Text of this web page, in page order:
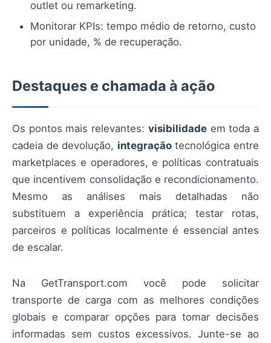
outlet ou remarketing.
Monitorar KPIs: tempo médio de retorno, custo
por unidade, % de recuperação.
Destaques e chamada à ação
Os pontos mais relevantes: visibilidadeem toda a
cadeia de devolução, integraçãotecnológica entre
marketplaces e operadores, e políticas contratuais
que incentivem consolidação e recondicionamento.
Mesmo as análises mais detalhadas não
substituem a experiência prática; testar rotas,
parceiros e políticas localmente é essencial antes
de escalar.
Na GetTransport.com você pode solicitar
transporte de carga com as melhores condições
globais e comparar opções para tomar decisões
informadas sem custos excessivos. Junte-se ao